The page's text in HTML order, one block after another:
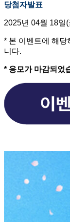
당첨자발표
2025년 04월 18일(
* 본 이벤트에 해
니다.
* 응모가 마감되었